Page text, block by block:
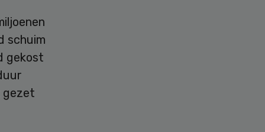
schuim
gekost
gezet